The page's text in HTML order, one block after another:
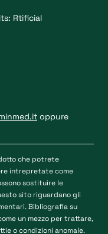
Rtificial
oppure
che potrete
intrepretate come
sostituire le
sito riguardano gli
Bibliografia su
un mezzo per trattare,
o condizioni anomale.